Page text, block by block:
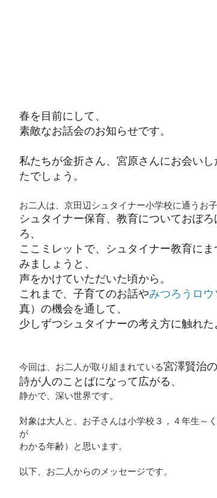
春を目前にして、
素敵なお話会のお知らせです。
私たちが金折さん、宮原さんにお会い
たでしょう。
お二人は、京田辺シュタイナー小学校に通うお
シュタイナー保育、教育についておぼ
ろ、
ここミレットで、シュタイナー教育に
みましょうと、
声をかけていただいた頃から。
これまで、子育てのお話やみつろうロウ
真）の機会を通して、
少しずつシュタイナーの考え方に触れた
今回は、お二人が取り組まれている宮澤賢治
詩が人のことばになって広がる、
静かで、深い世界です。
対象は大人と、お子さんは小学校３，４年生～
が
わかる年齢）と思います。
以下、お二人からのメッセージです。